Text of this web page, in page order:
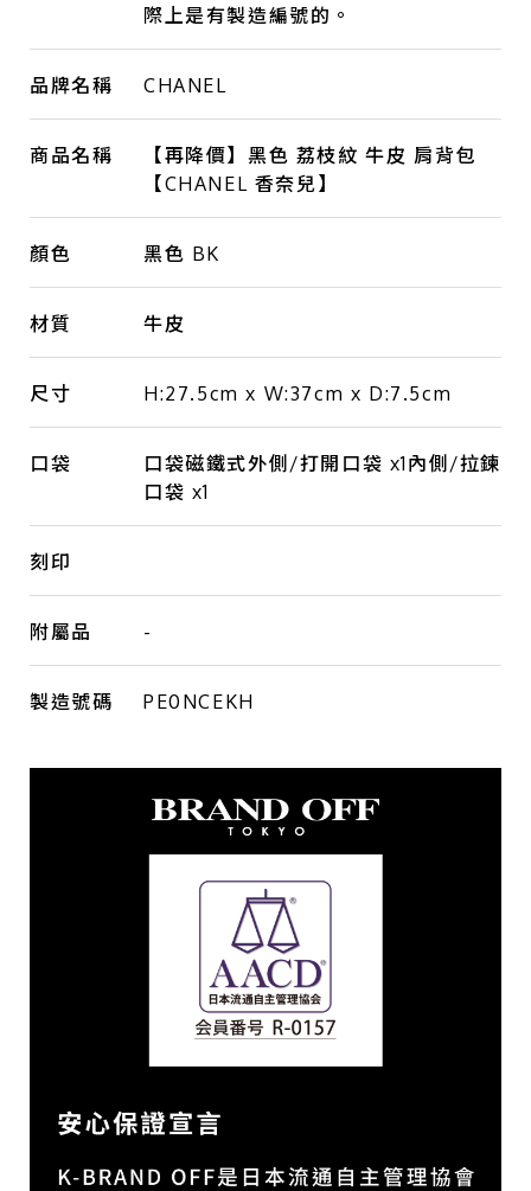
際上是有製造編號的。
品牌名稱 CHANEL
商品名稱
【再降價】黑色 荔枝紋 牛皮 肩背包
【CHANEL 香奈兒】
顏色 黑色 BK
材質 牛皮
尺寸 H:27.5cm x W:37cm x D:7.5cm
口袋
口袋磁鐵式外側/打開口袋 x1內側/拉鍊
口袋 x1
刻印
附屬品 -
製造號碼 PE0NCEKH